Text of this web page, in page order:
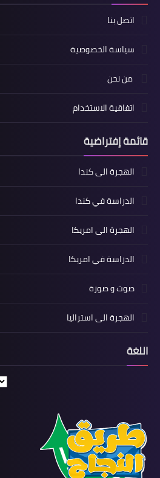
اتصل بنا
سياسة الخصوصية
من نحن
اتفاقية الاستخدام
قائمة إفتراضية
الهجرة الى كندا
الدراسة في كندا
الهجرة الى امريكا
الدراسة في امريكا
صوت و صورة
الهجرة الى استراليا
اللغة